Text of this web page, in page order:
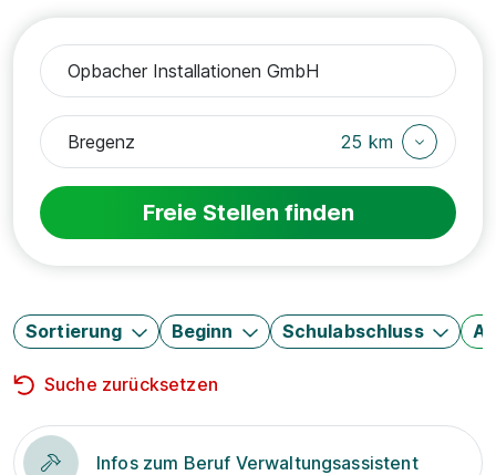
25 km
Freie Stellen finden
Sortierung Beginn Schulabschluss
Suche zurücksetzen
Infos zum Beruf Verwaltungsassistent